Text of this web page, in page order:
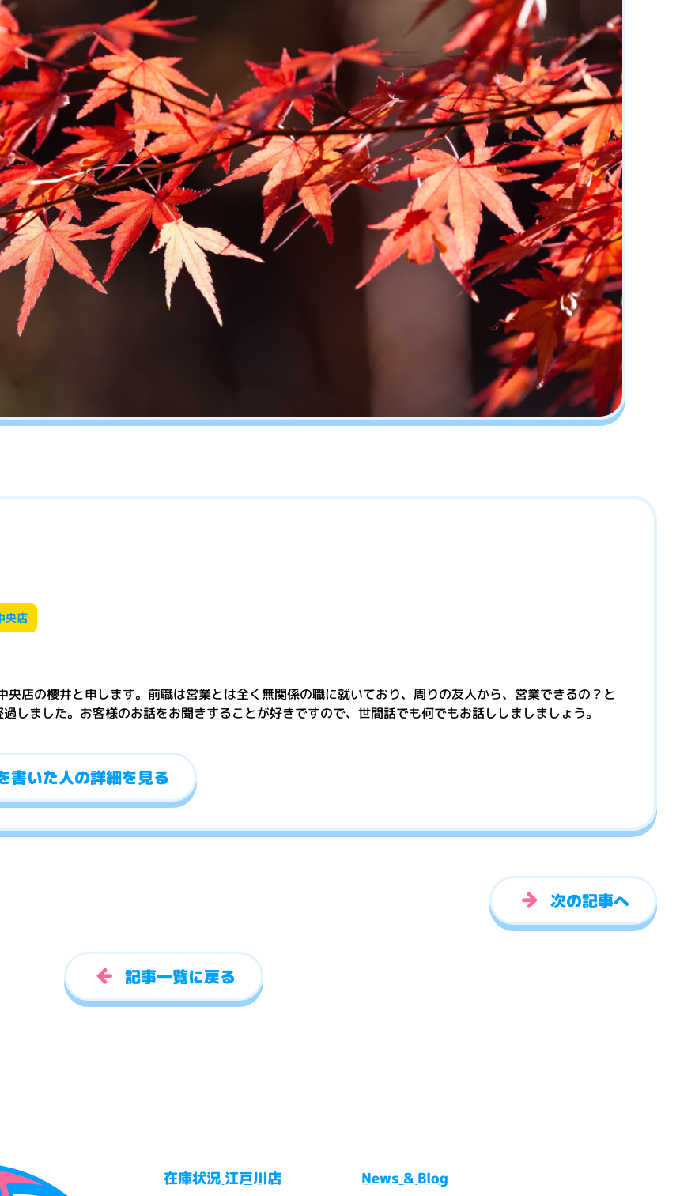
央店
央店の櫻井と申します。前職は営業とは全く無関係の職に就いており、周りの友人から、営業できるの？と
しました。お客様のお話をお聞きすることが好きですので、世間話でも何でもお話ししましましょう。
書いた人の詳細を見る
次の記事へ
記事一覧に戻る
在庫状況 江戸川店 News & Blog